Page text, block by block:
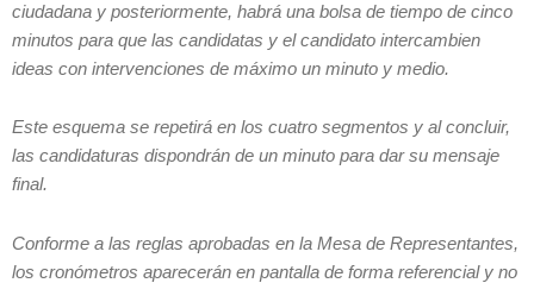
ciudadana y posteriormente, habrá una bolsa de tiempo de cinco
minutos para que las candidatas y el candidato intercambien
ideas con intervenciones de máximo un minuto y medio.
Este esquema se repetirá en los cuatro segmentos y al concluir,
las candidaturas dispondrán de un minuto para dar su mensaje
final.
Conforme a las reglas aprobadas en la Mesa de Representantes,
los cronómetros aparecerán en pantalla de forma referencial y no